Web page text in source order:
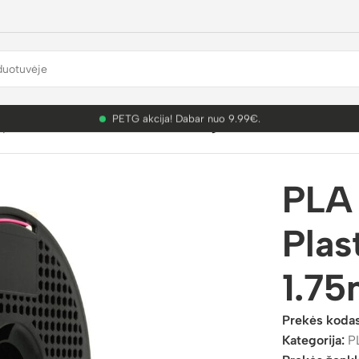
PETG akcija! Dabar nuo 9.99€.
PLA Standard/PLA Magenta 3D Plastikas Smart
Prekės
Kategorija: